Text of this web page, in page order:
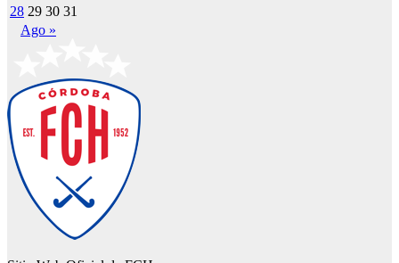
28 29 30 31
Ago »